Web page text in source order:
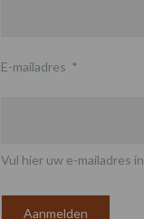
E-mailadres *
Vul hier uw e-mailadres in